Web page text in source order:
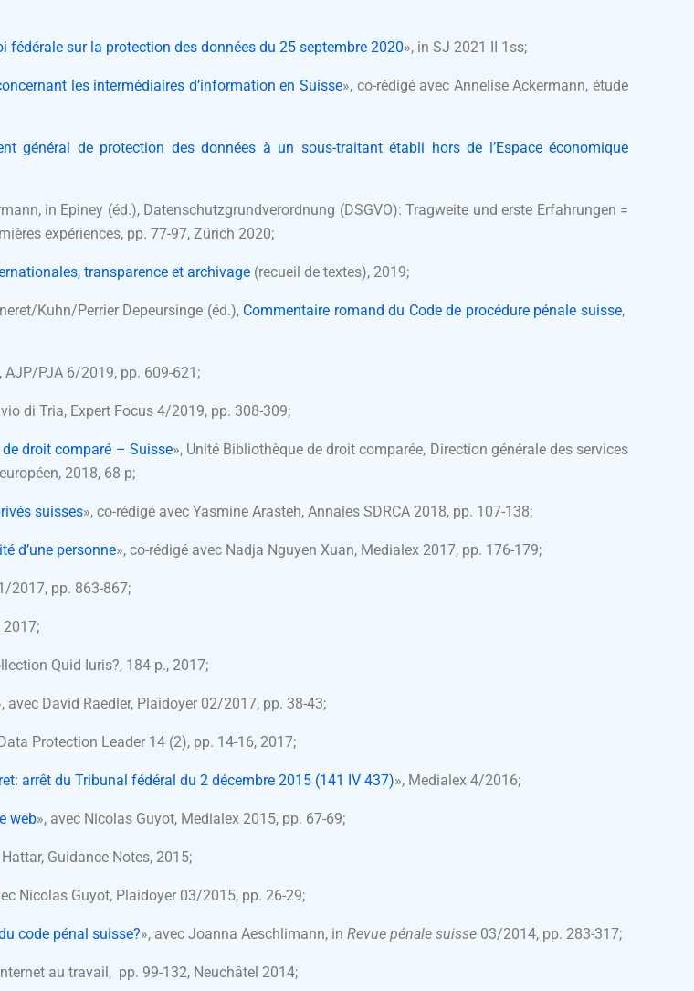
fédérale sur la protection des données du 25 septembre 2020», in SJ 2021 II 1ss;
les intermédiaires d’information en Suisse», co-rédigé avec Annelise Ackermann, étude
général de protection des données à un sous-traitant établi hors de l’Espace économique
in Epiney (éd.), Datenschutzgrundverordnung (DSGVO): Tragweite und erste Erfahrungen =
expériences, pp. 77-97, Zürich 2020;
transparence et archivage (recueil de textes), 2019;
Kuhn/Perrier Depeursinge (éd.), Commentaire romand du Code de procédure pénale suisse,
AJP/PJA 6/2019, pp. 609-621;
di Tria, Expert Focus 4/2019, pp. 308-309;
droit comparé – Suisse», Unité Bibliothèque de droit comparée, Direction générale des services
2018, 68 p;
suisses», co-rédigé avec Yasmine Arasteh, Annales SDRCA 2018, pp. 107-138;
d’une personne», co-rédigé avec Nadja Nguyen Xuan, Medialex 2017, pp. 176-179;
2017, pp. 863-867;
2017;
Quid Iuris?, 184 p., 2017;
avec David Raedler, Plaidoyer 02/2017, pp. 38-43;
Protection Leader 14 (2), pp. 14-16, 2017;
arrêt du Tribunal fédéral du 2 décembre 2015 (141 IV 437)», Medialex 4/2016;
web», avec Nicolas Guyot, Medialex 2015, pp. 67-69;
Guidance Notes, 2015;
Nicolas Guyot, Plaidoyer 03/2015, pp. 26-29;
code pénal suisse?», avec Joanna Aeschlimann, in Revue pénale suisse 03/2014, pp. 283-317;
au travail, pp. 99-132, Neuchâtel 2014;